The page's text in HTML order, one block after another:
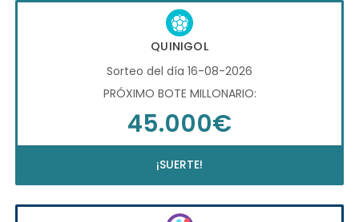
QUINIGOL
Sorteo del día 16-08-2026
PRÓXIMO BOTE MILLONARIO:
45.000€
¡SUERTE!